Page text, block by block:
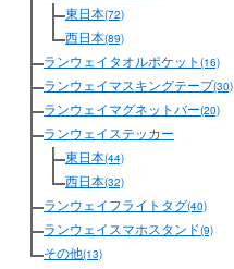
東日本(72)
西日本(89)
ランウェイタオルポケット (16)
ランウェイマスキングテープ(30)
ランウェイマグネットバー(20)
ランウェイステッカー
東日本(44)
西日本(32)
ランウェイフライトタグ(40)
ランウェイスマホスタンド(9)
その他(13)